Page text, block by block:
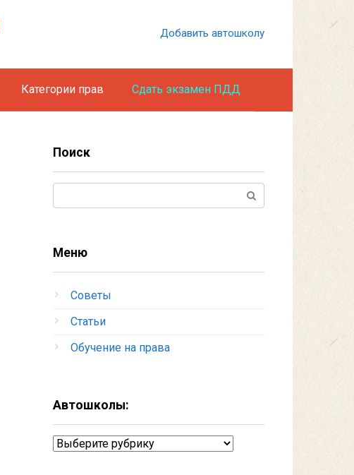
Добавить автошколу
Категории прав Сдать экзамен ПДД
Поиск
Меню
Советы
Статьи
Обучение на права
Автошколы:
Автошколы: